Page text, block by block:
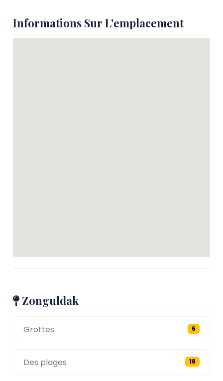
Informations Sur L'emplacement
Zonguldak
Grottes 6
Des plages 18